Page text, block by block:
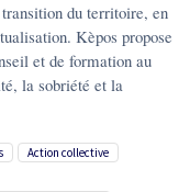
du territoire, en
Kèpos propose
et de formation au
la sobriété et la
action collective